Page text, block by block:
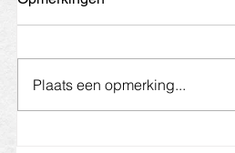
Plaats een opmerking...